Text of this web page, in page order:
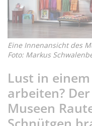
Eine Innenansicht des
Foto: Markus
Lust in
arbeiten?
Museen